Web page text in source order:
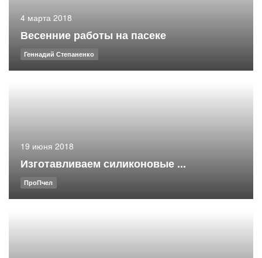
4 марта 2018
Весенние работы на пасеке
Геннадий Степаненко
19 июня 2018
Изготавливаем силиконовые ...
ПроПчел